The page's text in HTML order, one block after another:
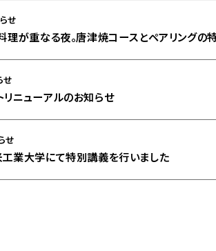
料理が重なる夜。唐津焼コースとペアリングの
せ
リニューアルのお知らせ
せ
工業大学にて特別講義を行いました
せ